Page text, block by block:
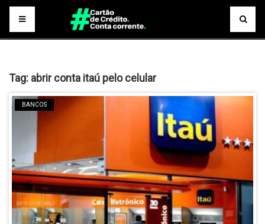
Tag: abrir conta itaú pelo celular
BANCOS